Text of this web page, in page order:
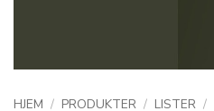
HJEM / PRODUKTER / LISTER /